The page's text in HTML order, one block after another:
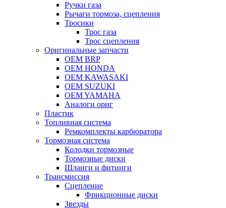
Ручки газа
Рычаги тормоза, сцепления
Тросики
Трос газа
Трос сцепления
Оригинальные запчасти
OEM BRP
OEM HONDA
OEM KAWASAKI
OEM SUZUKI
OEM YAMAHA
Аналоги ориг
Пластик
Топливная система
Ремкомплекты карбюратора
Тормозная система
Колодки тормозные
Тормозные диски
Шланги и фитинги
Трансмиссия
Cцепление
Фрикционные диски
Звезды